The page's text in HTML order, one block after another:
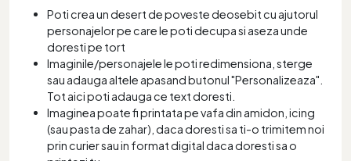
Poti crea un desert de poveste deosebit cu ajutorul
personajelor pe care le poti decupa si aseza unde
doresti pe tort
Imaginile/personajele le poti redimensiona, sterge
sau adauga altele apasand butonul "Personalizeaza".
Tot aici poti adauga ce text doresti.
Imaginea poate fi printata pe vafa din amidon, icing
(sau pasta de zahar), daca doresti sa ti-o trimitem noi
prin curier sau in format digital daca doresti sa o